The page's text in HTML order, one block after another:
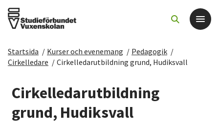
Det här gör vi
För dig som
Sök kurser och evenemang
Startsida / Kurser och evenemang / Pedagogik /
Cirkelledare / Cirkelledarutbildning grund, Hudiksvall
Cirkelledarutbildning
grund, Hudiksvall